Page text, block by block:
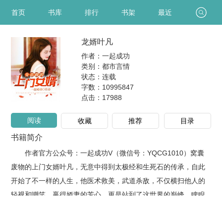
首页 书库 排行 书架 最近
龙婿叶凡
作者：一起成功
类别：都市言情
状态：连载
字数：10995847
点击： 17988
阅读 收藏 推荐 目录
书籍简介
作者官方公众号：一起成功V（微信号：YQCG1010）窝囊
废物的上门女婿叶凡，无意中得到太极经和生死石的传承，自此
开始了不一样的人生，他医术救美，武道杀敌，不仅横扫他人的
轻视和嘲笑，赢得娇妻的芳心，更是站到了这世界的巅峰，睥睨